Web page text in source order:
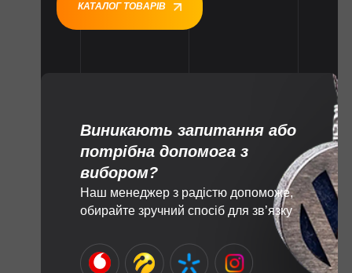
КАТАЛОГ ТОВАРІВ
Виникають запитання або
потрібна допомога з
вибором?
Наш менеджер з радістю допоможе,
обирайте зручний спосіб для зв’язку